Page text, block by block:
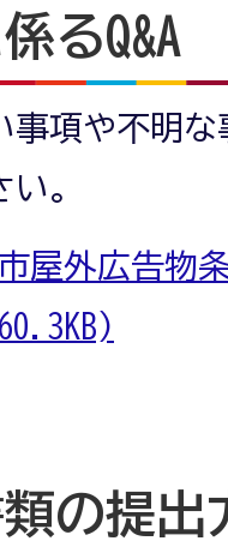
るQ&A
事項や不明
。
屋外広告物
の提出